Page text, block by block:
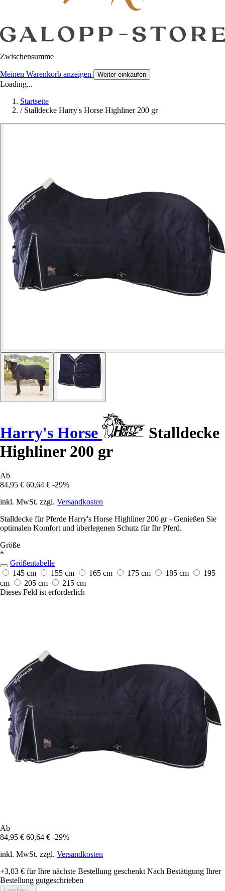
Zwischensumme
Meinen Warenkorb anzeigen Weiter einkaufen
Loading...
Startseite
/ Stalldecke Harry's Horse Highliner 200 gr
Harry's Horse
Stalldecke
Highliner 200 gr
Ab
84,95 € 60,64 € -29%
inkl. MwSt. zzgl. Versandkosten
Stalldecke für Pferde Harry's Horse Highliner 200 gr - Genießen Sie
optimalen Komfort und überlegenen Schutz für Ihr Pferd.
Größe
*
Größentabelle
145 cm
155 cm 165 cm 175 cm 185 cm
195
cm
205 cm
215 cm
Dieses Feld ist erforderlich
Ab
84,95 € 60,64 € -29%
inkl. MwSt. zzgl. Versandkosten
+3,03 € für Ihre nächste Bestellung geschenkt Nach Bestätigung Ihrer
Bestellung gutgeschrieben